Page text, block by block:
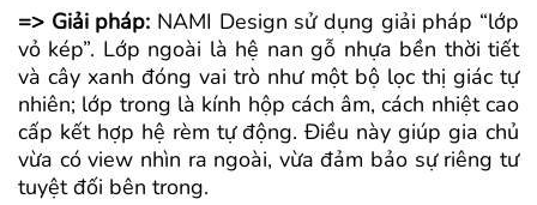
=> Giải pháp: NAMI Design sử dụng giải pháp “lớp
vỏ kép”. Lớp ngoài là hệ nan gỗ nhựa bền thời tiết
và cây xanh đóng vai trò như một bộ lọc thị giác tự
nhiên; lớp trong là kính hộp cách âm, cách nhiệt cao
cấp kết hợp hệ rèm tự động. Điều này giúp gia chủ
vừa có view nhìn ra ngoài, vừa đảm bảo sự riêng tư
tuyệt đối bên trong.